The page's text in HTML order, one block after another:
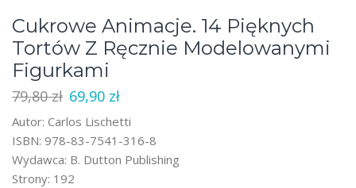
Cukrowe Animacje. 14 Pięknych
Tortów Z Ręcznie Modelowanymi
Figurkami
79,80zł Pierwotna
wynosiła:
79,80 zł.
69,90 złAktualna
wynosi:
69,90 zł.
Autor: Carlos Lischetti
ISBN: 978-83-7541-316-8
Wydawca: B. Dutton Publishing
Strony: 192